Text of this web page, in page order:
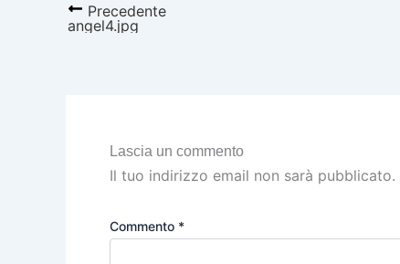
Precedente
angel4.jpg
Lascia un commento
Il tuo indirizzo email non sarà pubblicato.
Commento *